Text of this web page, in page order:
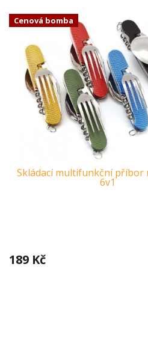
Cenová bomba
Skládací multifunkční příbor
6v1
189 Kč